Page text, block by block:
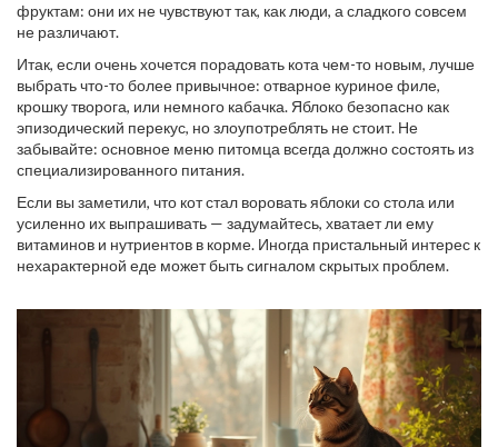
фруктам: они их не чувствуют так, как люди, а сладкого совсем
не различают.
Итак, если очень хочется порадовать кота чем-то новым, лучше
выбрать что-то более привычное: отварное куриное филе,
крошку творога, или немного кабачка. Яблоко безопасно как
эпизодический перекус, но злоупотреблять не стоит. Не
забывайте: основное меню питомца всегда должно состоять из
специализированного питания.
Если вы заметили, что кот стал воровать яблоки со стола или
усиленно их выпрашивать — задумайтесь, хватает ли ему
витаминов и нутриентов в корме. Иногда пристальный интерес к
нехарактерной еде может быть сигналом скрытых проблем.